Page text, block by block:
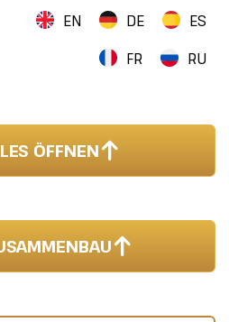
EN DE
ES
FR
RU
ÖFFNEN